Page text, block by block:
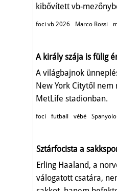
kibővített vb-
foci vb 2026 Marco Rossi
A király szája is fülig
A világbajnok
New York Citytől nem
MetLife stadionban.
foci futball vébé
Sztárfocista a
Erling Haaland, a
válogatott csatára,